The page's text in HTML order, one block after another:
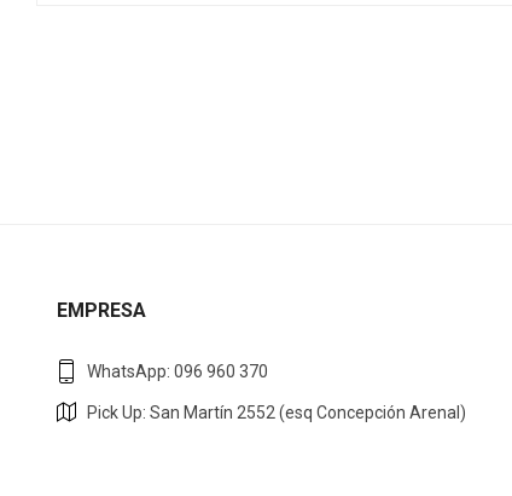
EMPRESA
WhatsApp: 096 960 370
Pick Up: San Martín 2552 (esq Concepción Arenal)